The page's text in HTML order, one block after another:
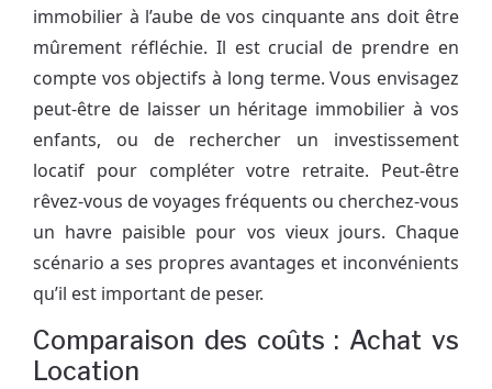
immobilier à l’aube de vos cinquante ans doit être
mûrement réfléchie. Il est crucial de prendre en
compte vos objectifs à long terme. Vous envisagez
peut-être de laisser un héritage immobilier à vos
enfants, ou de rechercher un investissement
locatif pour compléter votre retraite. Peut-être
rêvez-vous de voyages fréquents ou cherchez-vous
un havre paisible pour vos vieux jours. Chaque
scénario a ses propres avantages et inconvénients
qu’il est important de peser.
Comparaison des coûts : Achat vs
Location